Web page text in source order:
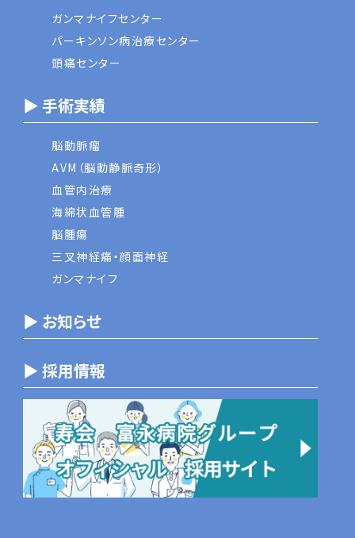
ガンマナイフセンター
パーキンソン病治療センター
頭痛センター
▶ 手術実績
脳動脈瘤
AVM（脳動静脈奇形）
血管内治療
海綿状血管腫
脳腫瘍
三叉神経痛・顔面神経
ガンマナイフ
▶ お知らせ
▶ 採用情報